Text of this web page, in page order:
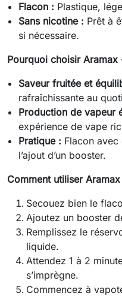
Flacon : Plastique,
Sans nicotine : Prêt à
si nécessaire.
Pourquoi choisir
Saveur fruitée et
rafraîchissante au
Production de vapeur
expérience de vape
Pratique : Flacon
l’ajout d’un booster.
Comment utiliser
Secouez bien le
Ajoutez un booster
Remplissez le
liquide.
Attendez 1 à 2
s’imprègne.
Commencez à